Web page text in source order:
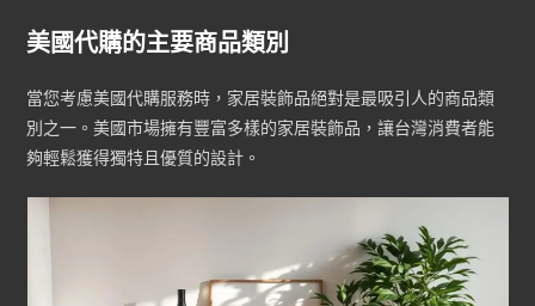
美國代購的主要商品類別
當您考慮美國代購服務時，家居裝飾品絕對是最吸引人的商品類
別之一。美國市場擁有豐富多樣的家居裝飾品，讓台灣消費者能
夠輕鬆獲得獨特且優質的設計。